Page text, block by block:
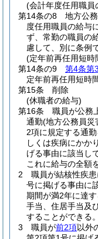
(会計年度任用職員
第14条の8
地方公
度任用職員の給与
ず、常勤の職員の
慮して、別に条例
(定年前再任用短時
第14条の9
第4条第
定年前再任用短時
第15条
削除
(休職者の給与)
第16条
職員が公務
通勤(地方公務員災
2項に規定する通
しくは疾病にかか
げる事由に該当し
これに給与の全額
2
職員が結核性疾
号に掲げる事由に
期間が満2年に達
手当、住居手当及
することができる。
3
職員が前2項以外